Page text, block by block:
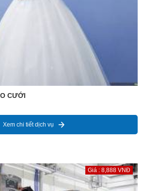
CƯỚI
Xem chi tiết dịch vụ
Giá : 8,888 VNĐ